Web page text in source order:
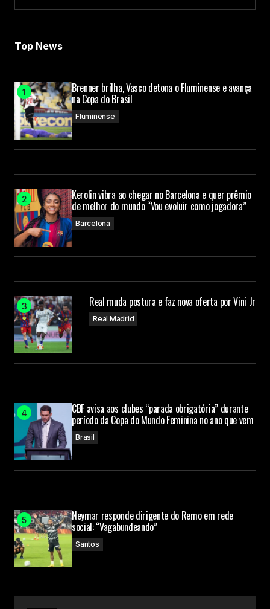
Load More
Top News
Brenner brilha, Vasco detona o Fluminense e avança
na Copa do Brasil
Fluminense
Kerolin vibra ao chegar no Barcelona e quer prêmio
de melhor do mundo “Vou evoluir como jogadora”
Barcelona
Real muda postura e faz nova oferta por Vini Jr
Real Madrid
CBF avisa aos clubes “parada obrigatória” durante
período da Copa do Mundo Feminina no ano que vem
Brasil
Neymar responde dirigente do Remo em rede
social: “Vagabundeando”
Santos